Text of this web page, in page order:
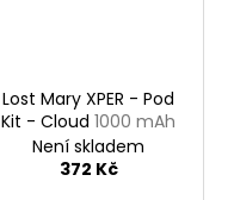
Lost Mary XPER - Pod
Kit - Cloud 1000 mAh
Není skladem
372 Kč